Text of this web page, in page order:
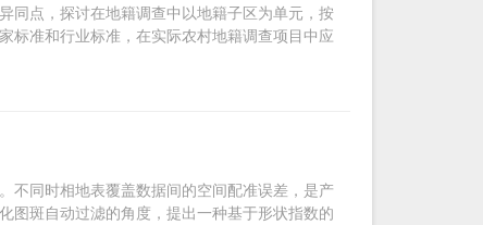
同点，探讨在地籍调查中以地籍子区为单元，按
标准和行业标准，在实际农村地籍调查项目中应
不同时相地表覆盖数据间的空间配准误差，是产
图斑自动过滤的角度，提出一种基于形状指数的